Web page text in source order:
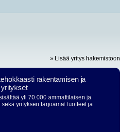
» Lisää yritys hakemistoon
rakentamisen ja
yritykset
yli 70.000 ammattilaisen ja
yrityksen tarjoamat tuotteet ja